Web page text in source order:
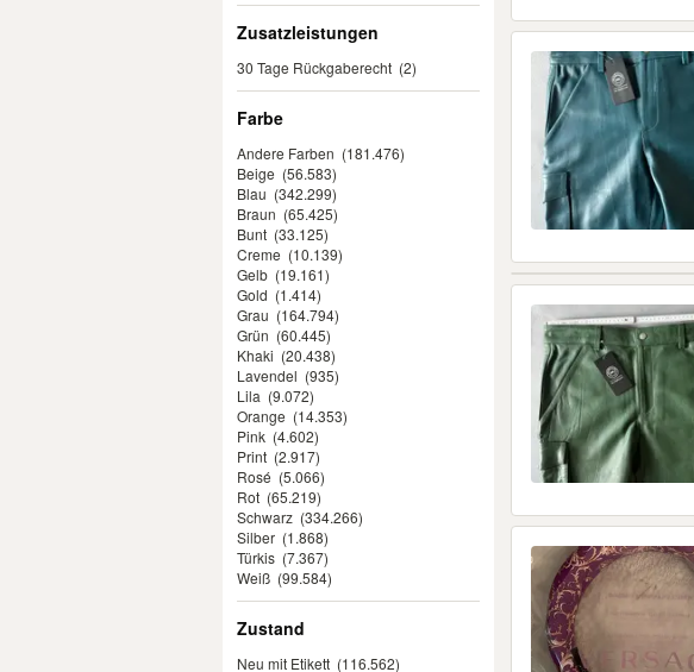
Zusatzleistungen
30 Tage Rückgaberecht (2)
Farbe
Andere Farben (181.476)
Beige (56.583)
Blau (342.299)
Braun (65.425)
Bunt (33.125)
Creme (10.139)
Gelb (19.161)
Gold (1.414)
Grau (164.794)
Grün (60.445)
Khaki (20.438)
Lavendel (935)
Lila (9.072)
Orange (14.353)
Pink (4.602)
Print (2.917)
Rosé (5.066)
Rot (65.219)
Schwarz (334.266)
Silber (1.868)
Türkis (7.367)
Weiß (99.584)
Zustand
Neu mit Etikett (116.562)